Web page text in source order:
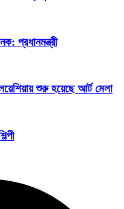
প্রধানমন্ত্রী
শুরু হয়েছে আর্ট মেলা